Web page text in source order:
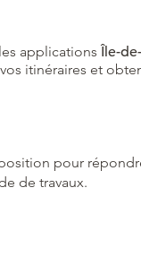
applications Île-
itinéraires et
pour
de travaux.